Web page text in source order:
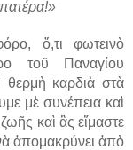
ὅ,τι φωτεινὸ
τοῦ Παναγίου
θερμὴ καρδιὰ στὰ
μὲ συνέπεια καὶ
καὶ ἂς εἴμαστε
ἀπομακρύνει ἀπὸ